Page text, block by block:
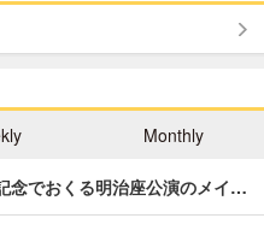
Monthly
念でおくる明治座公演のメイ…